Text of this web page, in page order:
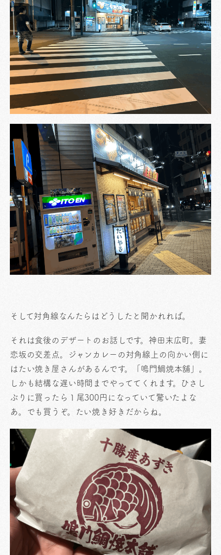
そして対角線なんたらはどうしたと聞かれれば。
それは食後のデザートのお話しです。神田末広町。妻
恋坂の交差点。ジャンカレーの対角線上の向かい側に
はたい焼き屋さんがあるんです。「鳴門鯛焼本舖」。
しかも結構な遅い時間までやっててくれます。ひさし
ぶりに買ったら１尾300円になっていて驚いたよな
あ。でも買うぞ。たい焼き好きだからね。